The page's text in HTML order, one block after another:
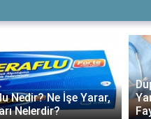
Nedir? Ne İşe Yarar,
Nelerdir?